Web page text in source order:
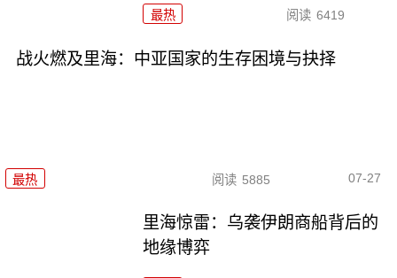
最热 阅读 6419
战火燃及里海：中亚国家的生存困境与抉择
最热 阅读 5885 07-27
里海惊雷：乌袭伊朗商船背后的
地缘博弈